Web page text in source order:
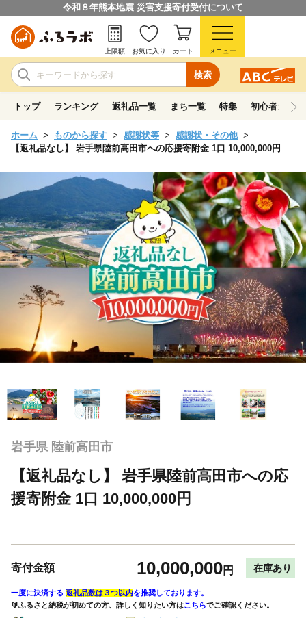
令和８年熊本地震 災害支援寄付受付について
検索
上限額 お気に入り カート メニュー
トップ ランキング 返礼品一覧 まち一覧 特集 初心者ガイド
ホーム ものから探す 感謝状等
感謝状・その他
【返礼品なし】 岩手県陸前高田市への応援寄附金 1口 10,000,000円
岩手県 陸前高田市
【返礼品なし】 岩手県陸前高田市への応
援寄附金 1口 10,000,000円
寄付金額 10,000,000円 在庫あり
一度に決済する 返礼品数は３つ以内を推奨しております。
🔰ふるさと納税が初めての方、詳しく知りたい方はこちらでご確認ください。